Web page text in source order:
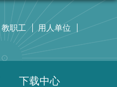
教职工 用人单位
下载中心